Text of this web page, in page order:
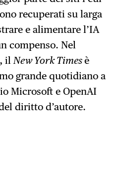
recuperati su larga
e alimentare l’IA
compenso. Nel
il New York Timesè
grande quotidiano a
Microsoft e OpenAI
diritto d’autore.